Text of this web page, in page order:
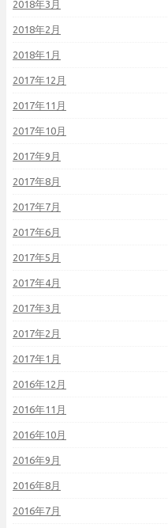
2018年3月
2018年2月
2018年1月
2017年12月
2017年11月
2017年10月
2017年9月
2017年8月
2017年7月
2017年6月
2017年5月
2017年4月
2017年3月
2017年2月
2017年1月
2016年12月
2016年11月
2016年10月
2016年9月
2016年8月
2016年7月